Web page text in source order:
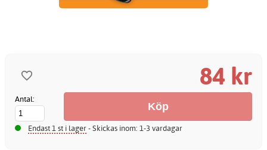
84 kr
Antal:
Endast 1 st i lager- Skickas inom: 1-3 vardagar